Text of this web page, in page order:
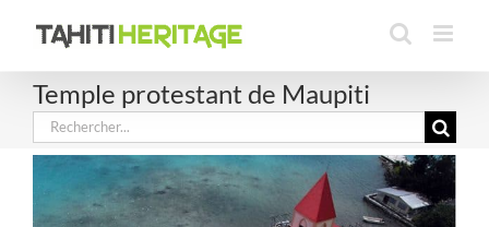
Temple protestant de Maupiti
Rechercher: